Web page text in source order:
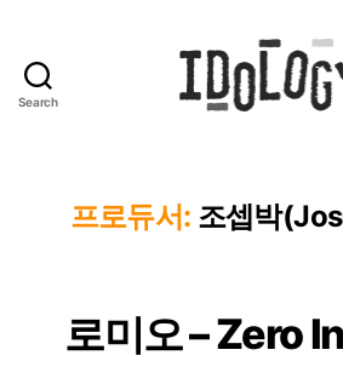
Search
프로듀서: 조셉박
로미오 – Zero